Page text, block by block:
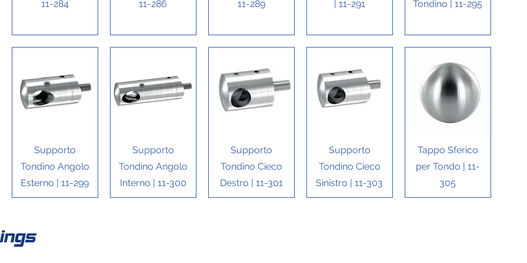
11-284
11-286
11-289
| 11-291
Tondino | 11-295
Vista rapida
Supporto
Tondino Angolo
Esterno | 11-299
Vista rapida
Supporto
Tondino Angolo
Interno | 11-300
Vista rapida
Supporto
Tondino Cieco
Destro | 11-301
Vista rapida
Supporto
Tondino Cieco
Sinistro | 11-303
Vista rapida
Tappo Sferico
per Tondo | 11-
305